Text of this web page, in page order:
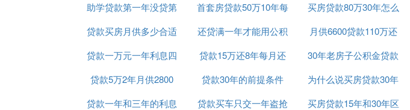
多少钱
供
款怎么算
助学贷款第一年没贷第
二年贷麻烦吗
首套房贷款50万10年每
月还多少钱
买房贷款80万30年怎么
计算公式
贷款买房月供多少合适
吗
还贷满一年才能用公积
金贷款吗
月供6600贷款110万还
款25年
贷款一万元一年利息四
百五
贷款15万还8年每月还
多少
30年老房子公积金贷款
期限
贷款5万2年月供2800 贷款30年的前提条件
为什么说买房贷款30年
好
贷款一年和三年的利息
贷款买车只交一年盗抢
买房贷款15年和30年区